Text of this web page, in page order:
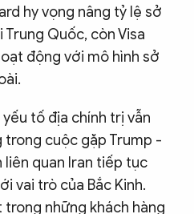
hy vọng nâng tỷ lệ sở
Quốc, còn Visa
động với mô hình sở
tố địa chính trị vẫn
cuộc gặp Trump -
liên quan Iran tiếp tục
vai trò của Bắc Kinh.
những khách hàng